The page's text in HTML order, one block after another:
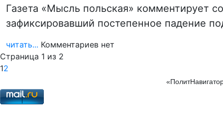
Газета «Мысль польская» комментирует
зафиксировавший постепенное падение
читать... Комментариев нет
Страница 1 из 2
12